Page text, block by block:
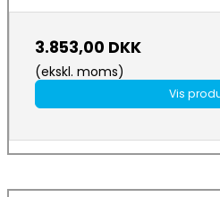
3.853,00 DKK
(ekskl. moms)
Vis